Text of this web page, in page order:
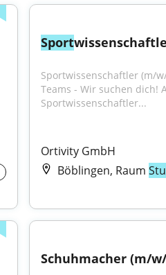
Sport
Sportwissenschaftler (m/
Teams - Wir suchen dich!
Sportwissenschaftler...
Ortivity GmbH
Böblingen, Raum
Schuhmacher (m/